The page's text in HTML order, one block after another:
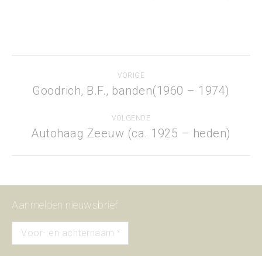
navigation
VORIGE
Previous
Goodrich, B.F., banden(1960 – 1974)
VOLGENDE
Next
Autohaag Zeeuw (ca. 1925 – heden)
Aanmelden nieuwsbrief